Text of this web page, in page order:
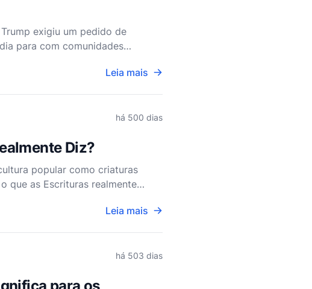
exigiu um pedido de
para com comunidades
Leia mais
há 500 dias
Diz?
popular como criaturas
que as Escrituras realmente
Leia mais
há 503 dias